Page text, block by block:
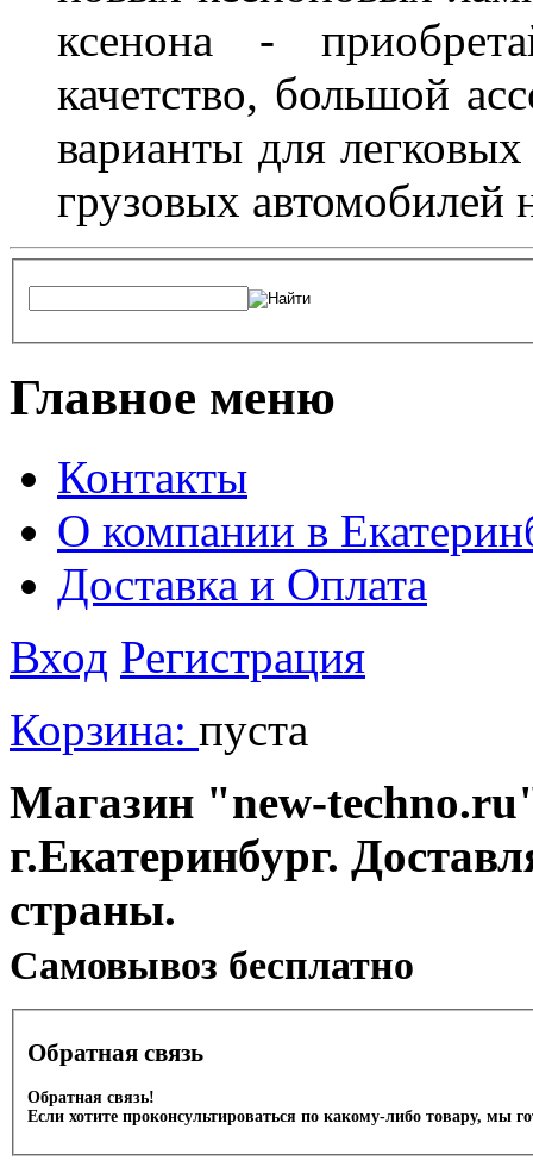
ксенона -
качетство, большой
варианты для
грузовых автомобилей
Главное меню
Контакты
О компании в
Доставка и Оплата
Вход Регистрация
Корзина: пуста
Магазин "new-
г.Екатеринбург.
страны.
Cамовывоз бесплатно
Обратная связь
Обратная связь!
Если хотите проконсультироваться по какому-либо товару, мы